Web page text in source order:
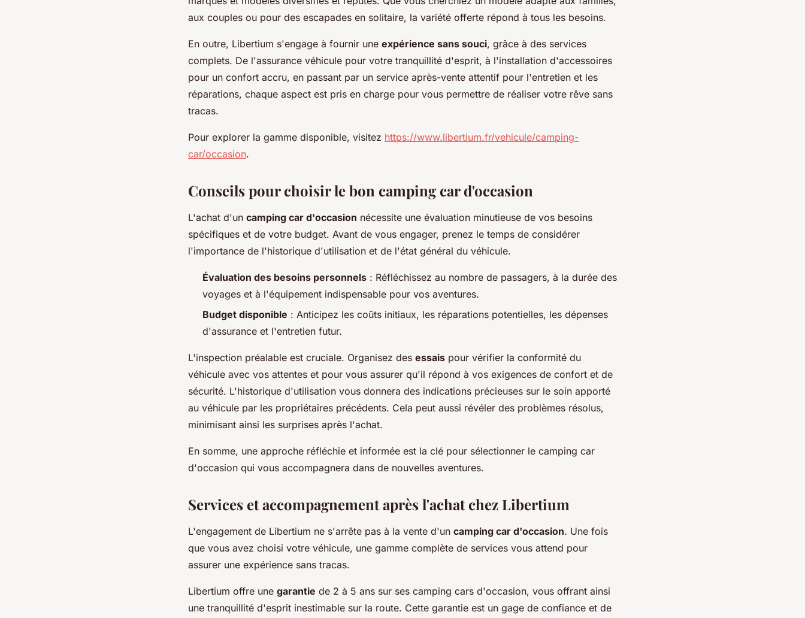
aux couples ou pour des escapades en solitaire, la variété offerte répond à tous les besoins.
En outre, Libertium s'engage à fournir une expérience sans souci, grâce à des services
complets. De l'assurance véhicule pour votre tranquillité d'esprit, à l'installation d'accessoires
pour un confort accru, en passant par un service après-vente attentif pour l'entretien et les
réparations, chaque aspect est pris en charge pour vous permettre de réaliser votre rêve sans
tracas.
Pour explorer la gamme disponible, visitez https://www.libertium.fr/vehicule/camping-
car/occasion.
Conseils pour choisir le bon camping car d'occasion
L'achat d'un camping car d'occasion nécessite une évaluation minutieuse de vos besoins
spécifiques et de votre budget. Avant de vous engager, prenez le temps de considérer
l'importance de l'historique d'utilisation et de l'état général du véhicule.
Évaluation des besoins personnels : Réfléchissez au nombre de passagers, à la durée des
voyages et à l'équipement indispensable pour vos aventures.
Budget disponible : Anticipez les coûts initiaux, les réparations potentielles, les dépenses
d'assurance et l'entretien futur.
L'inspection préalable est cruciale. Organisez des essais pour vérifier la conformité du
véhicule avec vos attentes et pour vous assurer qu'il répond à vos exigences de confort et de
sécurité. L'historique d'utilisation vous donnera des indications précieuses sur le soin apporté
au véhicule par les propriétaires précédents. Cela peut aussi révéler des problèmes résolus,
minimisant ainsi les surprises après l'achat.
En somme, une approche réfléchie et informée est la clé pour sélectionner le camping car
d'occasion qui vous accompagnera dans de nouvelles aventures.
Services et accompagnement après l'achat chez Libertium
L'engagement de Libertium ne s'arrête pas à la vente d'un camping car d'occasion. Une fois
que vous avez choisi votre véhicule, une gamme complète de services vous attend pour
assurer une expérience sans tracas.
Libertium offre une garantie de 2 à 5 ans sur ses camping cars d'occasion, vous offrant ainsi
une tranquillité d'esprit inestimable sur la route. Cette garantie est un gage de confiance et de